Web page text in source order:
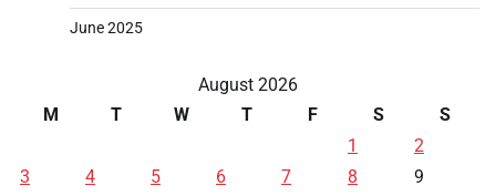
June 2025
August 2026
M
T W T F S
S
1
2
3
4 5 6 7 8
9